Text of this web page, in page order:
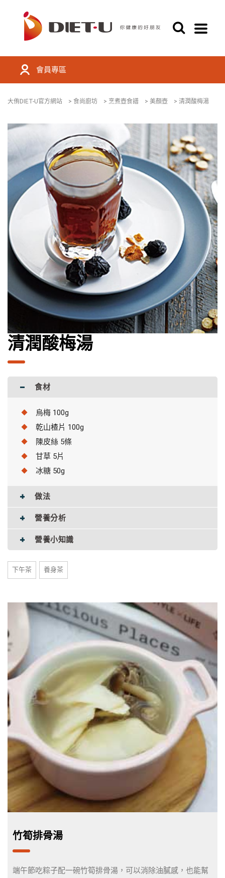
會員專區
大侑DIET-U官方網站 > 食尚廚坊 > 烹煮壺食譜 > 美顏壺 > 清潤酸梅湯
清潤酸梅湯
食材
烏梅 100g
乾山楂片 100g
陳皮絲 5條
甘草 5片
冰糖 50g
做法
營養分析
營養小知識
下午茶 養身茶
竹筍排骨湯
端午節吃粽子配一碗竹筍排骨湯，可以消除油膩感，也能幫